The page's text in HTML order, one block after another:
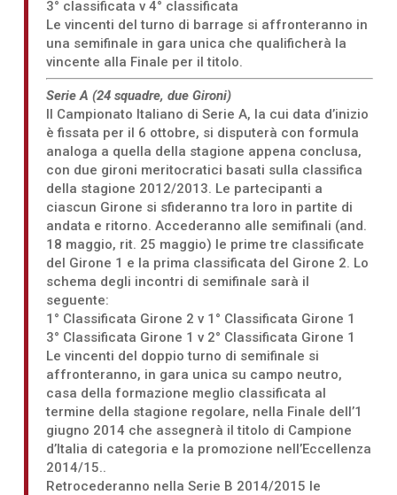
3° classificata v 4° classificata
Le vincenti del turno di barrage si affronteranno in
una semifinale in gara unica che qualificherà la
vincente alla Finale per il titolo.
Serie A (24 squadre, due Gironi)
Il Campionato Italiano di Serie A, la cui data d’inizio
è fissata per il 6 ottobre, si disputerà con formula
analoga a quella della stagione appena conclusa,
con due gironi meritocratici basati sulla classifica
della stagione 2012/2013. Le partecipanti a
ciascun Girone si sfideranno tra loro in partite di
andata e ritorno. Accederanno alle semifinali (and.
18 maggio, rit. 25 maggio) le prime tre classificate
del Girone 1 e la prima classificata del Girone 2. Lo
schema degli incontri di semifinale sarà il
seguente:
1° Classificata Girone 2 v 1° Classificata Girone 1
3° Classificata Girone 1 v 2° Classificata Girone 1
Le vincenti del doppio turno di semifinale si
affronteranno, in gara unica su campo neutro,
casa della formazione meglio classificata al
termine della stagione regolare, nella Finale dell’1
giugno 2014 che assegnerà il titolo di Campione
d’Italia di categoria e la promozione nell’Eccellenza
2014/15..
Retrocederanno nella Serie B 2014/2015 le